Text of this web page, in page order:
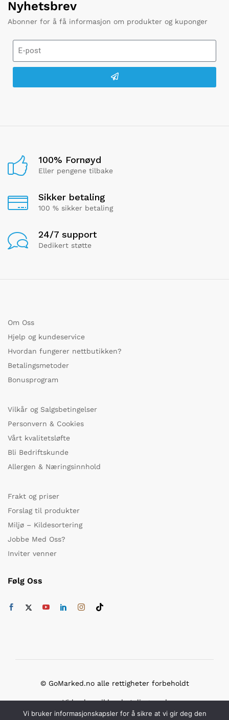
Nyhetsbrev
Abonner for å få informasjon om produkter og kuponger
100% Fornøyd
Eller pengene tilbake
Sikker betaling
100 % sikker betaling
24/7 support
Dedikert støtte
Om Oss
Hjelp og kundeservice
Hvordan fungerer nettbutikken?
Betalingsmetoder
Bonusprogram
Vilkår og Salgsbetingelser
Personvern & Cookies
Vårt kvalitetsløfte
Bli Bedriftskunde
Allergen & Næringsinnhold
Frakt og priser
Forslag til produkter
Miljø – Kildesortering
Jobbe Med Oss?
Inviter venner
Følg Oss
© GoMarked.no alle rettigheter forbeholdt
Vi bruker sikker betaling med
Vi bruker informasjonskapsler for å sikre at vi gir deg den